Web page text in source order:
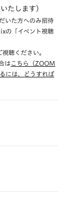
たします）
いた方へのみ招待
の「イベント視聴
聴ください。
は こちら（ZOOM
には、どうすれば